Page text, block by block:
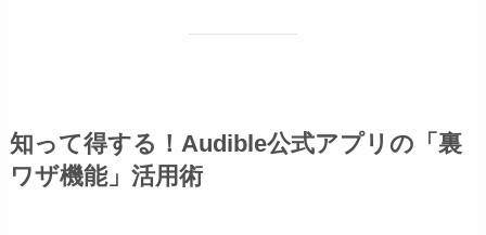
知って得する！Audible公式アプリの「裏
ワザ機能」活用術